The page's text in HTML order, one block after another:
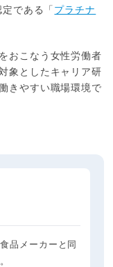
である「 プラチナ
おこなう女性労働者
象としたキャリア研
きやすい職場環境で
品メーカーと同